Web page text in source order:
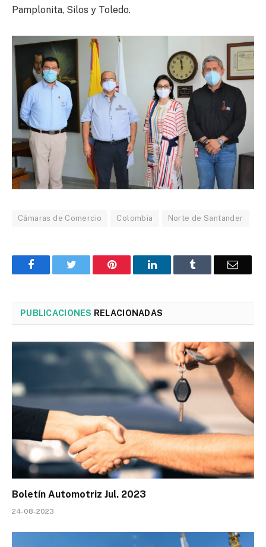
Pamplonita, Silos y Toledo.
Cámaras de Comercio Colombia Norte de Santander
FacebookTwitter Pinterest LinkedInTumblr
PUBLICACIONES RELACIONADAS
Boletín Automotriz Jul. 2023
24-08-2023